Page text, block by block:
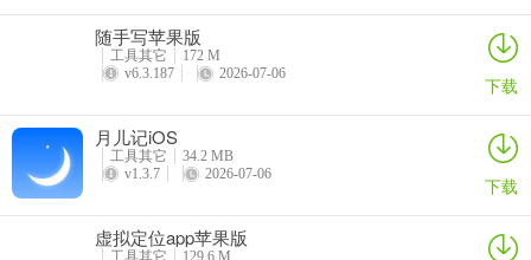
【家庭监控】
支持打开手机或电脑摄像头的远控软件，只要远程控制家里手机/电脑
设备，点击打开摄像头，就能实时了解情况。
【协助父母】
制操作。一边操作一边讲解，不怕父母听不明白、看不清楚，直接帮
随手写苹果版
工具其它
172 M
v6.3.187
2026-07-06 下载
月儿记iOS
工具其它
34.2 MB
v1.3.7
2026-07-06 下载
虚拟定位app苹果版
工具其它
129.6 M